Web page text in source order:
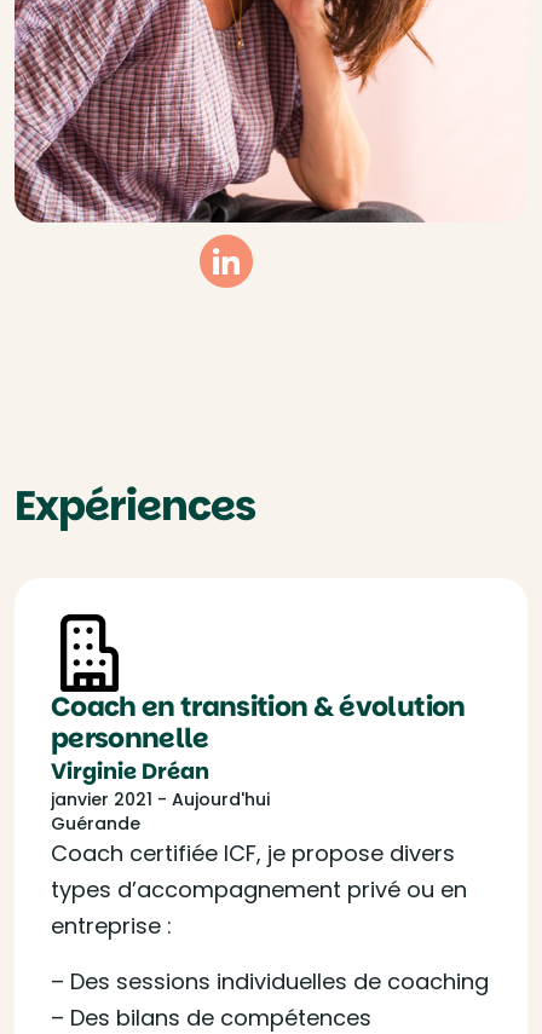
Linkedin
Expériences
Coach en transition & évolution
personnelle
Virginie Dréan
janvier 2021 - Aujourd'hui
Guérande
Coach certifiée ICF, je propose divers
types d’accompagnement privé ou en
entreprise :
– Des sessions individuelles de coaching
– Des bilans de compétences